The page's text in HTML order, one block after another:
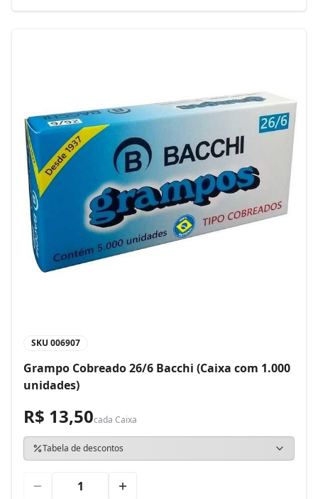
SKU 006907
Grampo Cobreado 26/6 Bacchi (Caixa com 1.000
unidades)
R$ 13,50cada Caixa
Tabela de descontos